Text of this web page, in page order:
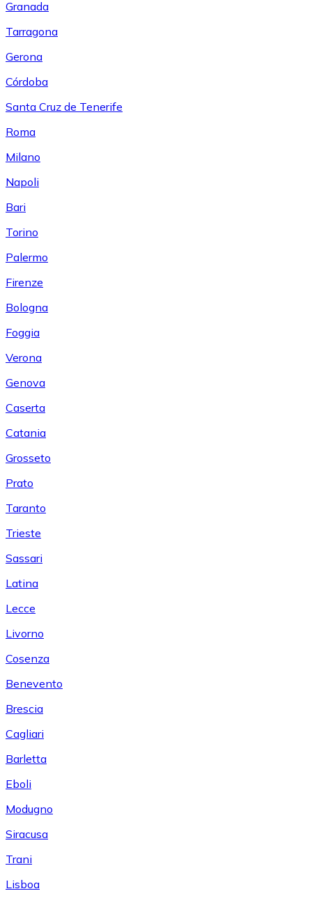
Granada
Tarragona
Gerona
Córdoba
Santa Cruz de Tenerife
Roma
Milano
Napoli
Bari
Torino
Palermo
Firenze
Bologna
Foggia
Verona
Genova
Caserta
Catania
Grosseto
Prato
Taranto
Trieste
Sassari
Latina
Lecce
Livorno
Cosenza
Benevento
Brescia
Cagliari
Barletta
Eboli
Modugno
Siracusa
Trani
Lisboa